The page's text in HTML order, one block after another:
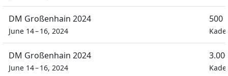
DM Großenhain 2024
June 14 – 16, 2024
500
DM Großenhain 2024
June 14 – 16, 2024